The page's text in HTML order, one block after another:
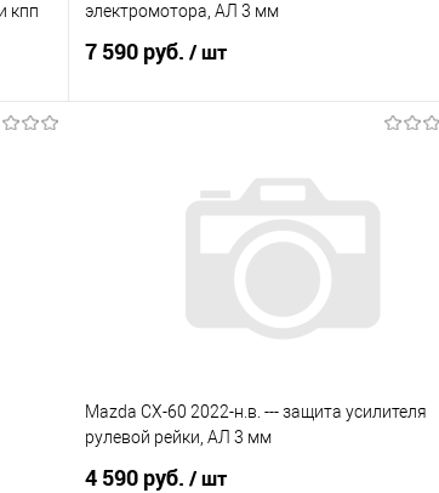
кпп
электромотора, АЛ 3 мм
7 590 руб. / шт
Купить в 1 клик
Сравнение
Под заказ
Mazda CX-60 2022-н.в. --- защита усилителя
рулевой рейки, АЛ 3 мм
4 590 руб. / шт